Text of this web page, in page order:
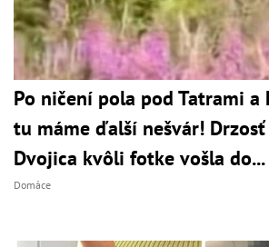
Po ničení pola pod Tatrami a
tu máme ďalší nešvár!
Dvojica kvôli fotke vošla do...
Domáce